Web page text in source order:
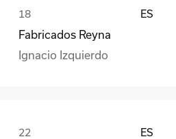
ES
Fabricados Reyna
Ignacio Izquierdo
ES